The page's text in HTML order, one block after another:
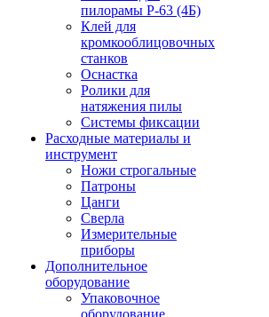
пилорамы Р-63 (4Б)
Клей для
кромкооблицовочных
станков
Оснастка
Ролики для
натяжения пилы
Системы фиксации
Расходные материалы и
инструмент
Ножи строгальные
Патроны
Цанги
Сверла
Измерительные
приборы
Дополнительное
оборудование
Упаковочное
оборудование